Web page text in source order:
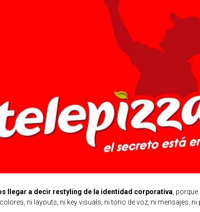
llegar a decir restyling de la identidad corporativa ,
ni layouts, ni key visuals, ni tono de voz, ni mensajes,